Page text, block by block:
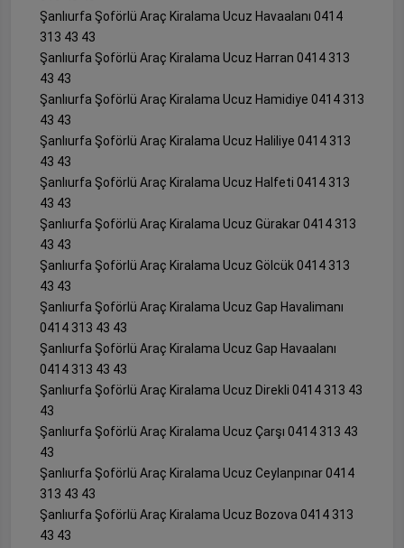
Şanlıurfa Şoförlü Araç Kiralama Ucuz Havaalanı 0414
313 43 43
Şanlıurfa Şoförlü Araç Kiralama Ucuz Harran 0414 313
43 43
Şanlıurfa Şoförlü Araç Kiralama Ucuz Hamidiye 0414 313
43 43
Şanlıurfa Şoförlü Araç Kiralama Ucuz Haliliye 0414 313
43 43
Şanlıurfa Şoförlü Araç Kiralama Ucuz Halfeti 0414 313
43 43
Şanlıurfa Şoförlü Araç Kiralama Ucuz Gürakar 0414 313
43 43
Şanlıurfa Şoförlü Araç Kiralama Ucuz Gölcük 0414 313
43 43
Şanlıurfa Şoförlü Araç Kiralama Ucuz Gap Havalimanı
0414 313 43 43
Şanlıurfa Şoförlü Araç Kiralama Ucuz Gap Havaalanı
0414 313 43 43
Şanlıurfa Şoförlü Araç Kiralama Ucuz Direkli 0414 313 43
43
Şanlıurfa Şoförlü Araç Kiralama Ucuz Çarşı 0414 313 43
43
Şanlıurfa Şoförlü Araç Kiralama Ucuz Ceylanpınar 0414
313 43 43
Şanlıurfa Şoförlü Araç Kiralama Ucuz Bozova 0414 313
43 43